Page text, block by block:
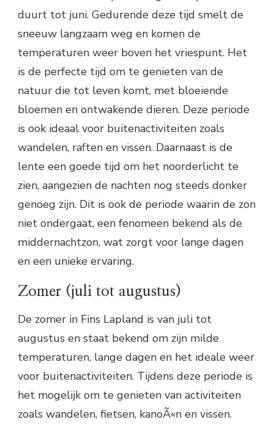
duurt tot juni. Gedurende deze tijd smelt de
sneeuw langzaam weg en komen de
temperaturen weer boven het vriespunt. Het
is de perfecte tijd om te genieten van de
natuur die tot leven komt, met bloeiende
bloemen en ontwakende dieren. Deze periode
is ook ideaal voor buitenactiviteiten zoals
wandelen, raften en vissen. Daarnaast is de
lente een goede tijd om het noorderlicht te
zien, aangezien de nachten nog steeds donker
genoeg zijn. Dit is ook de periode waarin de zon
niet ondergaat, een fenomeen bekend als de
middernachtzon, wat zorgt voor lange dagen
en een unieke ervaring.
Zomer (juli tot augustus)
De zomer in Fins Lapland is van juli tot
augustus en staat bekend om zijn milde
temperaturen, lange dagen en het ideale weer
voor buitenactiviteiten. Tijdens deze periode is
het mogelijk om te genieten van activiteiten
zoals wandelen, fietsen, kanoÃ«n en vissen.